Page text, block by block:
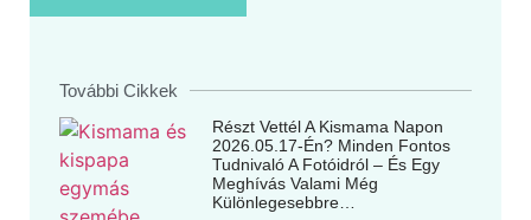
További Cikkek
Részt Vettél A Kismama Napon
2026.05.17-Én? Minden Fontos
Tudnivaló A Fotóidról – És Egy
Meghívás Valami Még
Különlegesebbre…